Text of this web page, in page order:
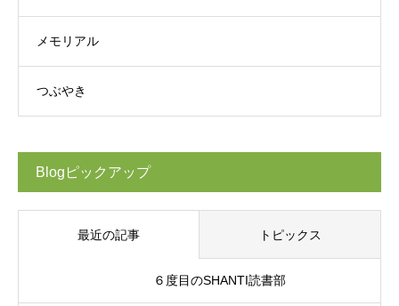
メモリアル
つぶやき
Blogピックアップ
最近の記事 トピックス
６度目のSHANTI読書部